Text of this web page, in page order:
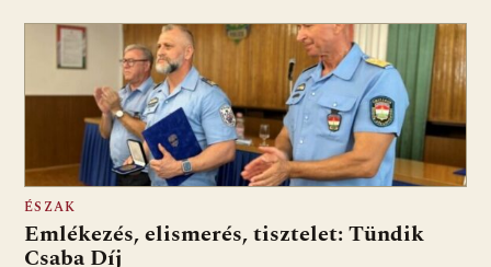
ÉSZAK
Emlékezés, elismerés, tisztelet: Tündik
Csaba Díj